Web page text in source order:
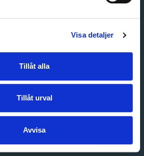
Visa detaljer
Tillåt alla
Tillåt urval
Avvisa